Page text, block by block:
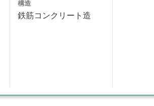
構造
鉄筋コンクリート造